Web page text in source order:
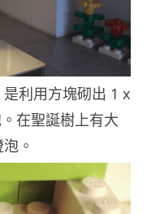
利用方塊砌出 1 x
在聖誕樹上有大
。